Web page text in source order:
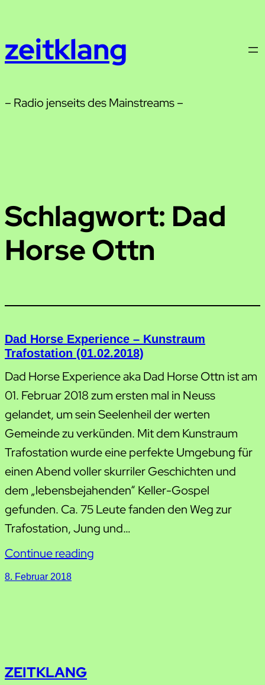
springen
zeitklang
– Radio jenseits des Mainstreams –
Schlagwort: Dad
Horse Ottn
Dad Horse Experience – Kunstraum
Trafostation (01.02.2018)
Dad Horse Experience aka Dad Horse Ottn ist am
01. Februar 2018 zum ersten mal in Neuss
gelandet, um sein Seelenheil der werten
Gemeinde zu verkünden. Mit dem Kunstraum
Trafostation wurde eine perfekte Umgebung für
einen Abend voller skurriler Geschichten und
dem „lebensbejahenden“ Keller-Gospel
gefunden. Ca. 75 Leute fanden den Weg zur
Trafostation, Jung und…
Continue reading
8. Februar 2018
ZEITKLANG